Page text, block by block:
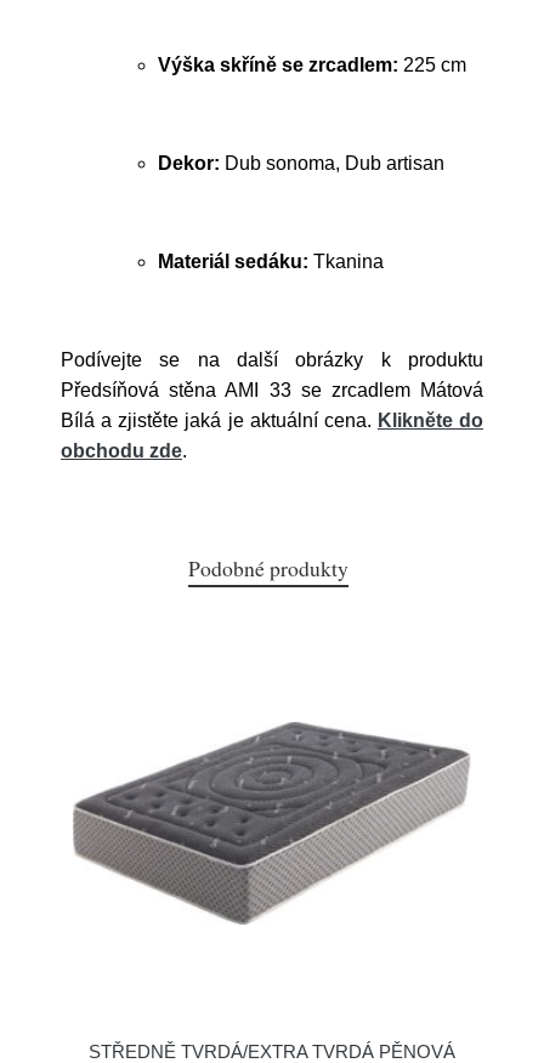
Výška skříně se zrcadlem: 225 cm
Dekor: Dub sonoma, Dub artisan
Materiál sedáku: Tkanina
Podívejte se na další obrázky k produktu
Předsíňová stěna AMI 33 se zrcadlem Mátová
Bílá a zjistěte jaká je aktuální cena. Klikněte do
obchodu zde.
Podobné produkty
STŘEDNĚ TVRDÁ/EXTRA TVRDÁ PĚNOVÁ